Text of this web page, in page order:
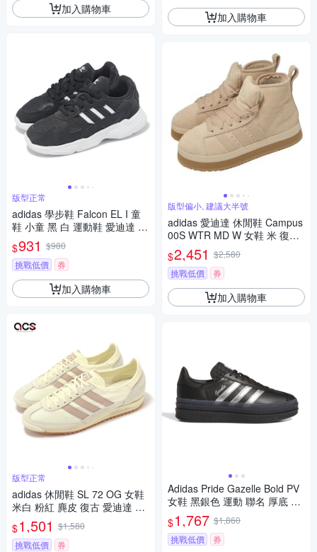
加入購物車
版型正常
adidas 學步鞋 Falcon EL I 童
鞋 小童 黑 白 運動鞋 愛迪達 IF
1100
$931 $980
挑戰低價
券
加入購物車
版型正常
adidas 休閒鞋 SL 72 OG 女鞋
米白 粉紅 麂皮 復古 愛迪達 JH
7394
$1,501 $1,580
挑戰低價
券
加入購物車
版型偏小, 建議大半號
adidas 愛迪達 休閒鞋 Campus
00S WTR MD W 女鞋 米 復古
麂皮 羊毛 中筒 JR3735
$2,451 $2,580
挑戰低價
券
加入購物車
Adidas Pride Gazelle Bold PV
女鞋 黑銀色 運動 聯名 厚底 經
典 休閒鞋 IH8063
$1,767 $1,860
挑戰低價
券